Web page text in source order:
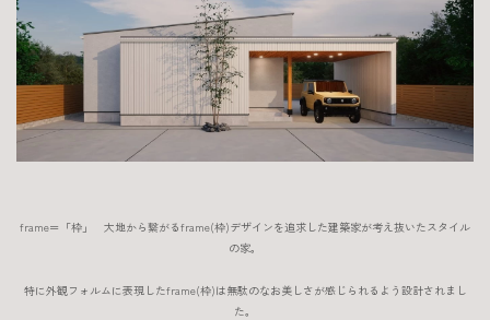
frame＝「枠」 大地から繋がるframe(枠)デザインを追求した建築家が考え抜いたスタイル
の家。
特に外観フォルムに表現したframe(枠)は無駄のなお美しさが感じられるよう設計されまし
た。